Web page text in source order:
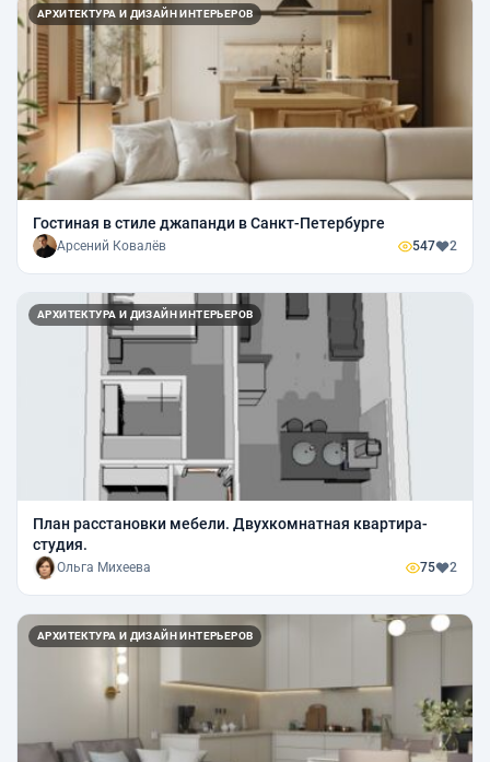
АРХИТЕКТУРА И ДИЗАЙН ИНТЕРЬЕРОВ
Гостиная в стиле джапанди в Санкт-Петербурге
Арсений Ковалёв 547 2
АРХИТЕКТУРА И ДИЗАЙН ИНТЕРЬЕРОВ
План расстановки мебели. Двухкомнатная квартира-
студия.
Ольга Михеева 75 2
АРХИТЕКТУРА И ДИЗАЙН ИНТЕРЬЕРОВ